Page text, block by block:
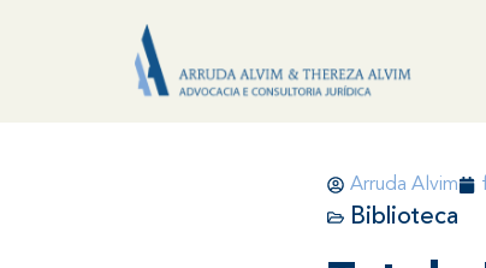
Arruda Alvim
Biblioteca